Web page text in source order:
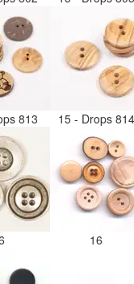
813 15 - Drops
16